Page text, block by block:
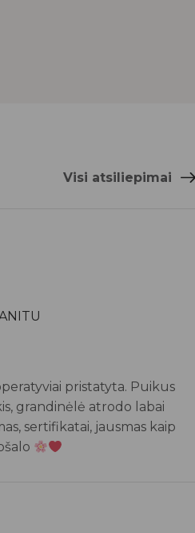
Visi atsiliepimai
pristatyta. Puikus
grandinėlė atrodo labai
sertifikatai, jausmas kaip